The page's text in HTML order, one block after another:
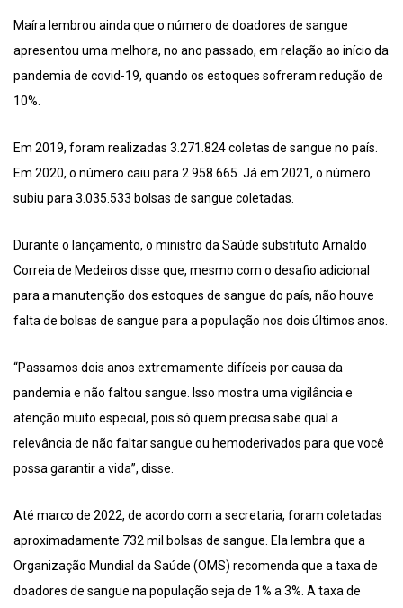
Maíra lembrou ainda que o número de doadores de sangue
apresentou uma melhora, no ano passado, em relação ao início da
pandemia de covid-19, quando os estoques sofreram redução de
10%.
Em 2019, foram realizadas 3.271.824 coletas de sangue no país.
Em 2020, o número caiu para 2.958.665. Já em 2021, o número
subiu para 3.035.533 bolsas de sangue coletadas.
Durante o lançamento, o ministro da Saúde substituto Arnaldo
Correia de Medeiros disse que, mesmo com o desafio adicional
para a manutenção dos estoques de sangue do país, não houve
falta de bolsas de sangue para a população nos dois últimos anos.
“Passamos dois anos extremamente difíceis por causa da
pandemia e não faltou sangue. Isso mostra uma vigilância e
atenção muito especial, pois só quem precisa sabe qual a
relevância de não faltar sangue ou hemoderivados para que você
possa garantir a vida”, disse.
Até marco de 2022, de acordo com a secretaria, foram coletadas
aproximadamente 732 mil bolsas de sangue. Ela lembra que a
Organização Mundial da Saúde (OMS) recomenda que a taxa de
doadores de sangue na população seja de 1% a 3%. A taxa de